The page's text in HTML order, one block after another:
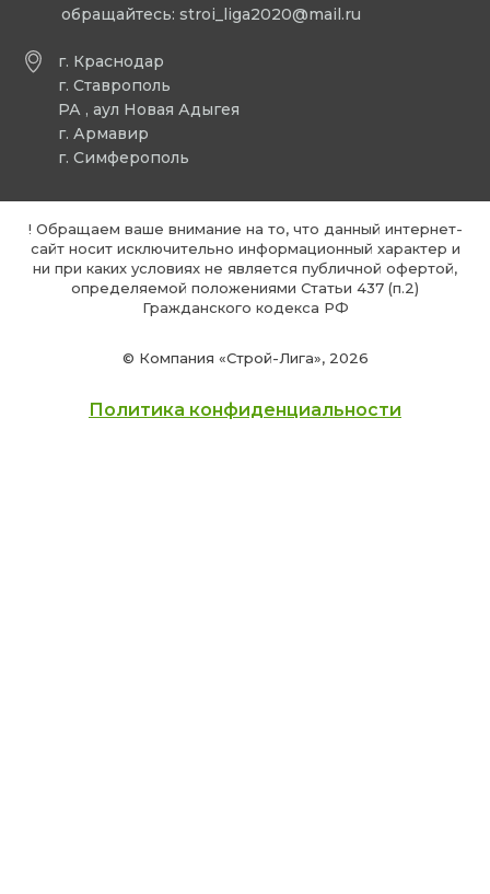
г. Краснодар
г. Ставрополь
РА , аул Новая Адыгея
г. Армавир
г. Симферополь
обращайтесь: stroi_liga2020@mail.ru
© Компания «Строй-Лига», 2026
! Обращаем ваше внимание на то, что данный интернет-
сайт носит исключительно информационный характер и
ни при каких условиях не является публичной офертой,
определяемой положениями Статьи 437 (п.2)
Гражданского кодекса РФ
Политика конфиденциальности